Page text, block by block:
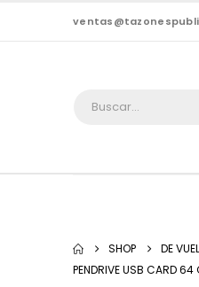
SHOP DE
PENDRIVE USB CARD 64